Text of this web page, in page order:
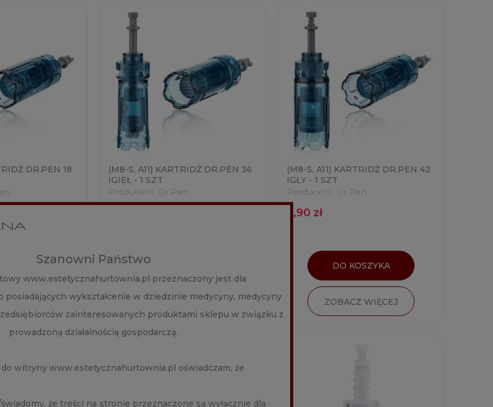
DR.PEN 18
WIĘCEJ
(M8-S, A11) KARTRIDŻ DR.PEN 36
IGIEŁ - 1 SZT
ZOBACZ WIĘCEJ
(M8-S, A11) KARTRIDŻ DR.PEN 42
IGŁY - 1 SZT
7,90 zł
DO KOSZYKA
ZOBACZ WIĘCEJ
Szanowni Państwo
www.estetycznahurtownia.pl przeznaczony jest dla
posiadających wykształcenie w dziedzinie medycyny, medycyny
zainteresowanych produktami sklepu w związku z
prowadzoną działalnością gospodarczą.
witryny www.estetycznahurtownia.pl oświadczam, że
że treści na stronie przeznaczone są wyłącznie dla